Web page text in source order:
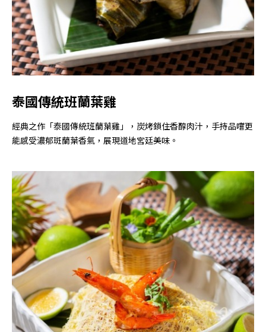
泰國傳統班蘭葉雞
經典之作「泰國傳統班蘭葉雞」，炭烤鎖住香醇肉汁，手持品嚐更
能感受濃郁斑蘭葉香氣，展現道地宮廷美味。